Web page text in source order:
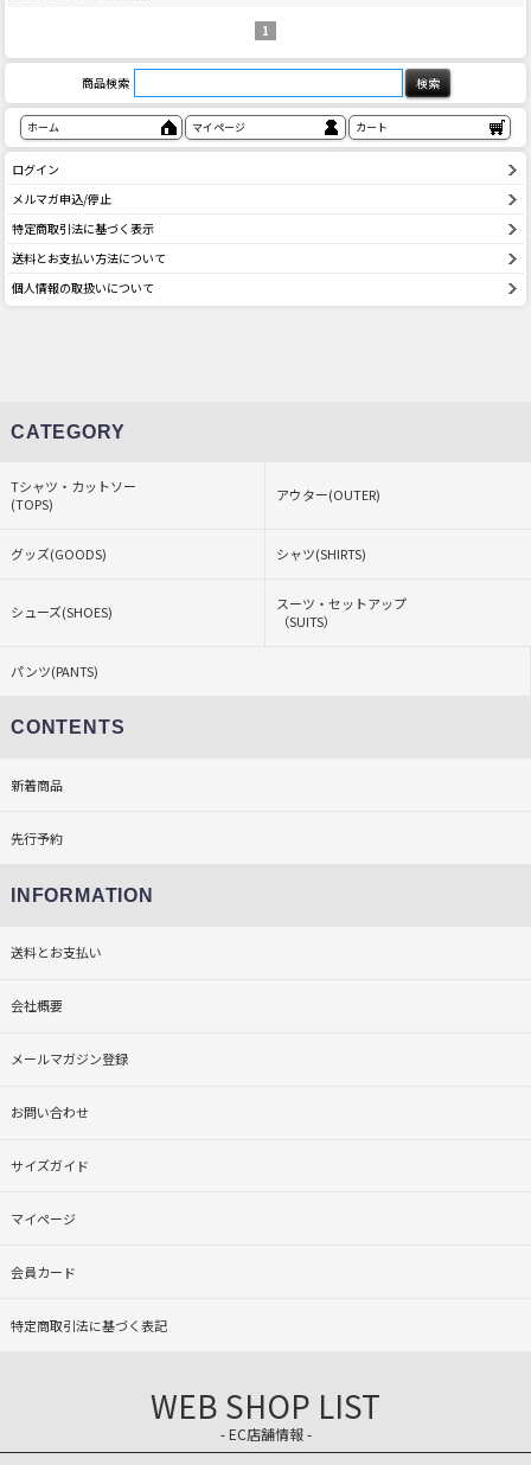
1
商品検索
ホーム マイページ カート
ログイン
メルマガ申込/停止
特定商取引法に基づく表示
送料とお支払い方法について
個人情報の取扱いについて
CATEGORY
Tシャツ・カットソー
(TOPS)
アウター(OUTER)
グッズ(GOODS) シャツ(SHIRTS)
シューズ(SHOES)
スーツ・セットアップ
（SUITS）
パンツ(PANTS)
CONTENTS
新着商品
先行予約
INFORMATION
送料とお支払い
会社概要
メールマガジン登録
お問い合わせ
サイズガイド
マイページ
会員カード
特定商取引法に基づく表記
WEB SHOP LIST
- EC店舗情報 -